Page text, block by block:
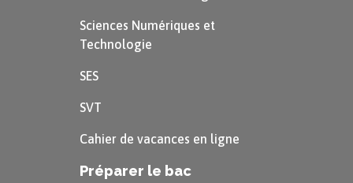
Sciences Numériques et
Technologie
SES
SVT
Cahier de vacances en ligne
Préparer le bac